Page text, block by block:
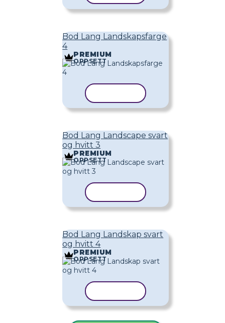
Bod Lang Landskapsfarge
4
PREMIUM
OPPSETT
Bod Lang Landscape svart
og hvitt 3
PREMIUM
OPPSETT
Bod Lang Landskap svart
og hvitt 4
PREMIUM
OPPSETT